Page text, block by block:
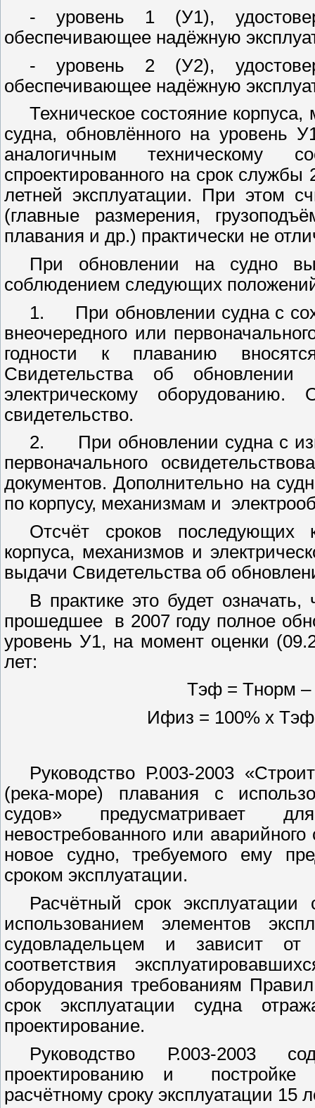
- уровень 1 (У1),
обеспечивающее надёжную
- уровень 2 (У2),
обеспечивающее надёжную
Техническое состояние
судна, обновлённого на уровень
аналогичным техническому
спроектированного на срок
летней эксплуатации. При этом
(главные размерения,
плавания и др.) практически не
При обновлении на судно
соблюдением следующих
1.
При обновлении судна с
внеочередного или
годности к плаванию
Свидетельства об
электрическому оборудованию.
свидетельство.
2.
При обновлении судна с
первоначального
документов. Дополнительно на
по корпусу, механизмам и
Отсчёт сроков последующих
корпуса, механизмов и
выдачи Свидетельства об
В практике это будет
прошедшее
в 2007 году полное
уровень У1, на момент оценки
лет:
Тэф = Тнорм –
Ифиз = 100% х
Руководство Р.003-2003
(река-море) плавания с
судов» предусматривает
невостребованного или
новое судно, требуемого ему
сроком эксплуатации.
Расчётный срок эксплуатации
использованием элементов
судовладельцем и зависит от
соответствия
оборудования требованиям
срок эксплуатации судна
проектирование.
Руководство Р.003-2003
проектированию и
расчётному сроку эксплуатации 15